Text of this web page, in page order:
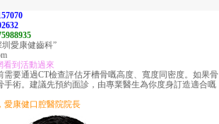
愛康健齒科”
到活動過來
要通過CT檢查評估牙槽骨嘅高度、寬度同密度。如果骨
手術。建議先預約面診，由專業醫生為你度身訂造適合嘅
康健口腔醫院院長